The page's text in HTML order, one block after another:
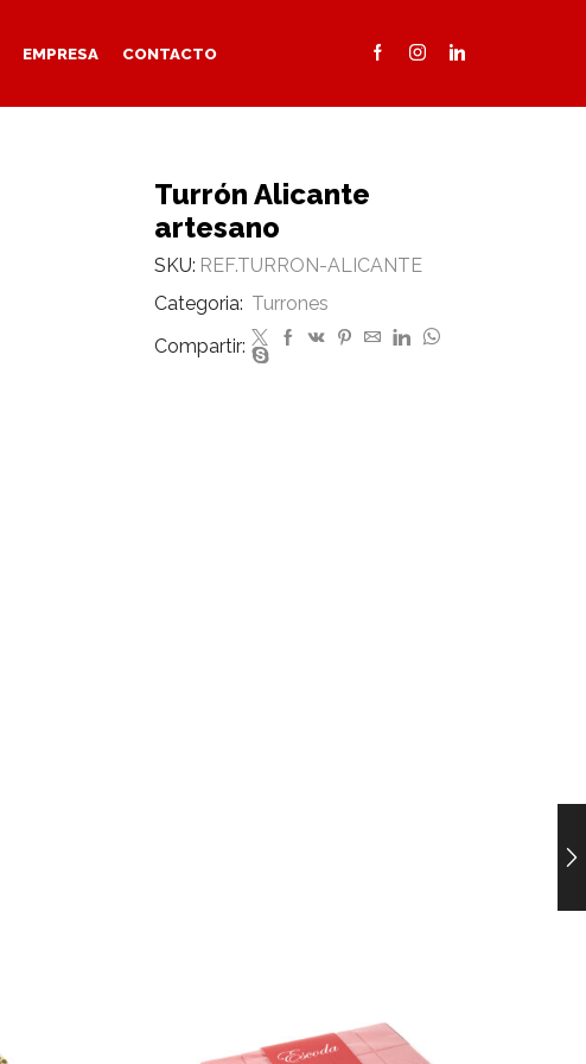
EMPRESA CONTACTO
Turrón Alicante
artesano
SKU: REF.TURRON-ALICANTE
Categoria: Turrones
Compartir: